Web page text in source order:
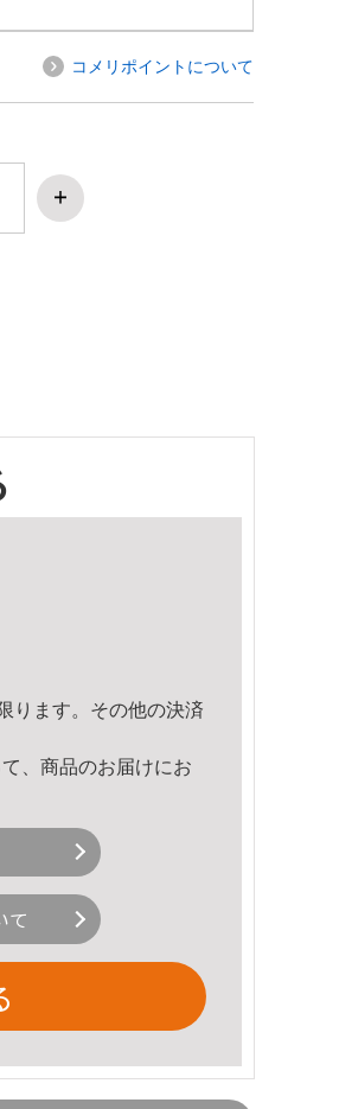
コメリポイントについて
ります。その他の決済
、商品のお届けにお
て